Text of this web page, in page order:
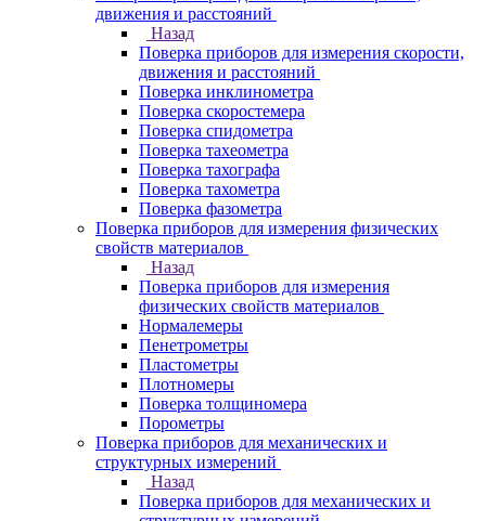
движения и расстояний
Назад
Поверка приборов для измерения скорости,
движения и расстояний
Поверка инклинометра
Поверка скоростемера
Поверка спидометра
Поверка тахеометра
Поверка тахографа
Поверка тахометра
Поверка фазометра
Поверка приборов для измерения физических
свойств материалов
Назад
Поверка приборов для измерения
физических свойств материалов
Нормалемеры
Пенетрометры
Пластометры
Плотномеры
Поверка толщиномера
Порометры
Поверка приборов для механических и
структурных измерений
Назад
Поверка приборов для механических и